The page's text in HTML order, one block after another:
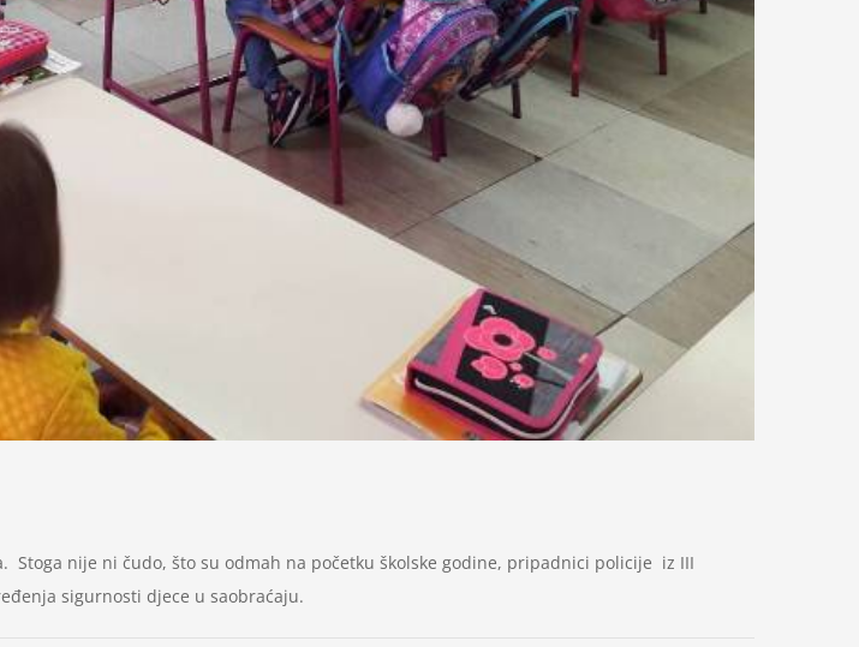
nije ni čudo, što su odmah na početku školske godine, pripadnici policije iz III
sigurnosti djece u saobraćaju.